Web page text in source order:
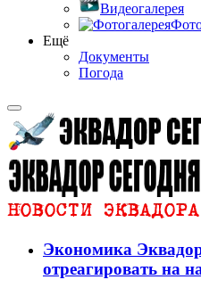
Видеогалерея
Ещё
Документы
Погода
Экономика
отреагировать на